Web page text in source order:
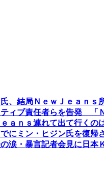
、結局ＮｅｗＪｅａｎｓ
ィブ責任者らを告発 「
ａｎｓ連れて出て行く
にミン・ヒジン氏を復帰
涙・暴言記者会見に日本